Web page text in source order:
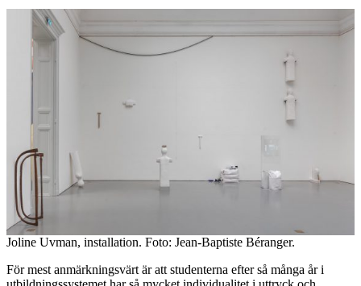
Joline Uvman, installation. Foto: Jean-Baptiste Béranger.
För mest anmärkningsvärt är att studenterna efter så många år i